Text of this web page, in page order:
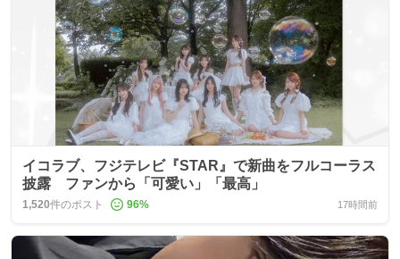
イコラブ、フジテレビ『STAR』で新曲をフルコーラス
披露 ファンから「可愛い」「最高」
1,520件のポスト 96% 17時間前